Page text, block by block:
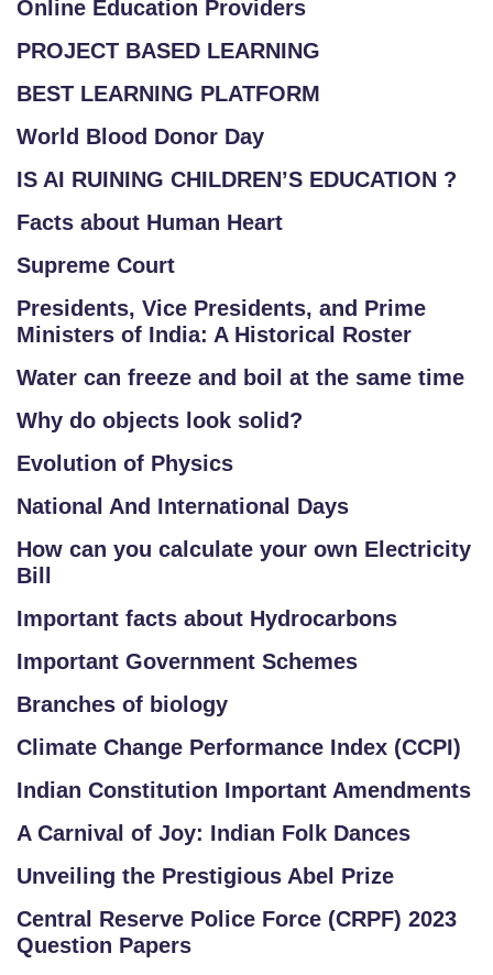
Online Education Providers
PROJECT BASED LEARNING
BEST LEARNING PLATFORM
World Blood Donor Day
IS AI RUINING CHILDREN’S EDUCATION ?
Facts about Human Heart
Supreme Court
Presidents, Vice Presidents, and Prime
Ministers of India: A Historical Roster
Water can freeze and boil at the same time
Why do objects look solid?
Evolution of Physics
National And International Days
How can you calculate your own Electricity
Bill
Important facts about Hydrocarbons
Important Government Schemes
Branches of biology
Climate Change Performance Index (CCPI)
Indian Constitution Important Amendments
A Carnival of Joy: Indian Folk Dances
Unveiling the Prestigious Abel Prize
Central Reserve Police Force (CRPF) 2023
Question Papers